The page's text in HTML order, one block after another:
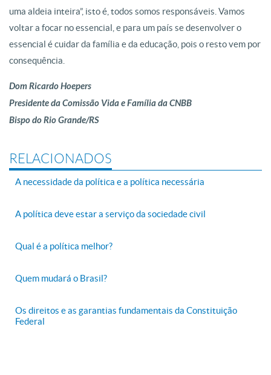
uma aldeia inteira”, isto é, todos somos responsáveis. Vamos
voltar a focar no essencial, e para um país se desenvolver o
essencial é cuidar da família e da educação, pois o resto vem por
consequência.
Dom Ricardo Hoepers
Presidente da Comissão Vida e Família da CNBB
Bispo do Rio Grande/RS
RELACIONADOS
A necessidade da política e a política necessária
A política deve estar a serviço da sociedade civil
Qual é a política melhor?
Quem mudará o Brasil?
Os direitos e as garantias fundamentais da Constituição
Federal